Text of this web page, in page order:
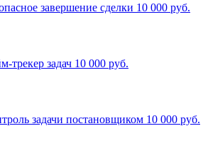
завершение сделки 10 000 руб.
трекер задач 10 000 руб.
задачи постановщиком 10 000 руб.